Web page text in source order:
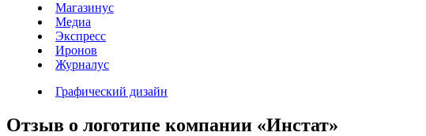
Магазинус
Медиа
Экспресс
Иронов
Журналус
Графический дизайн
Отзыв о логотипе компании «Инстат»